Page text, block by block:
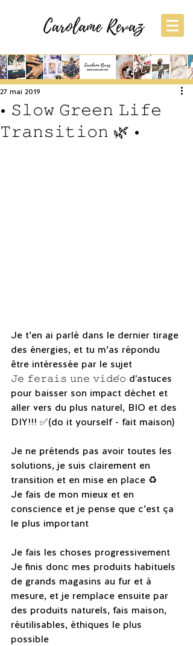
Post S'inscrire
• 𝚂𝚕𝚘𝚠 𝙶𝚛𝚎𝚎𝚗 𝙻𝚒𝚏𝚎
𝚃𝚛𝚊𝚗𝚜𝚒𝚝𝚒𝚘𝚗 🌿 •
27 mai 2019
Je t’en ai parlé dans le dernier tirage
des énergies, et tu m’as répondu
être intéressée par le sujet
𝙹𝚎 𝚏𝚎𝚛𝚊𝚒𝚜 𝚞𝚗𝚎 𝚟𝚒𝚍𝚎́𝚘 d'astuces
pour baisser son impact déchet et
aller vers du plus naturel, BIO et des
DIY!!! ✅(do it yourself - fait maison)
Je ne prétends pas avoir toutes les
solutions, je suis clairement en
transition et en mise en place ♻️
Je fais de mon mieux et en
conscience et je pense que c’est ça
le plus important
Je fais les choses progressivement
Je finis donc mes produits habituels
de grands magasins au fur et à
mesure, et je remplace ensuite par
des produits naturels, fais maison,
réutilisables, éthiques le plus
possible